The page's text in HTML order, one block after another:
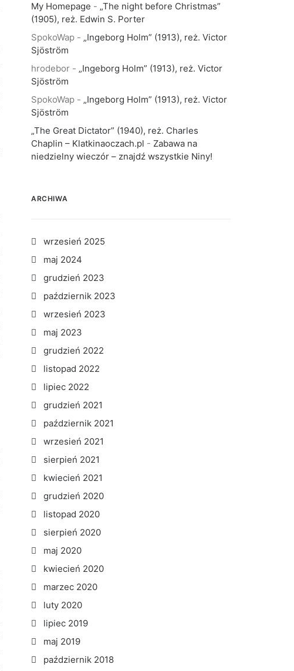
My Homepage - „The night before Christmas”
(1905), reż. Edwin S. Porter
SpokoWap - „Ingeborg Holm” (1913), reż. Victor
Sjöström
hrodebor - „Ingeborg Holm” (1913), reż. Victor
Sjöström
SpokoWap - „Ingeborg Holm” (1913), reż. Victor
Sjöström
„The Great Dictator” (1940), reż. Charles
Chaplin – Klatkinaoczach.pl - Zabawa na
niedzielny wieczór – znajdź wszystkie Niny!
ARCHIWA
wrzesień 2025
maj 2024
grudzień 2023
październik 2023
wrzesień 2023
maj 2023
grudzień 2022
listopad 2022
lipiec 2022
grudzień 2021
październik 2021
wrzesień 2021
sierpień 2021
kwiecień 2021
grudzień 2020
listopad 2020
sierpień 2020
maj 2020
kwiecień 2020
marzec 2020
luty 2020
lipiec 2019
maj 2019
październik 2018